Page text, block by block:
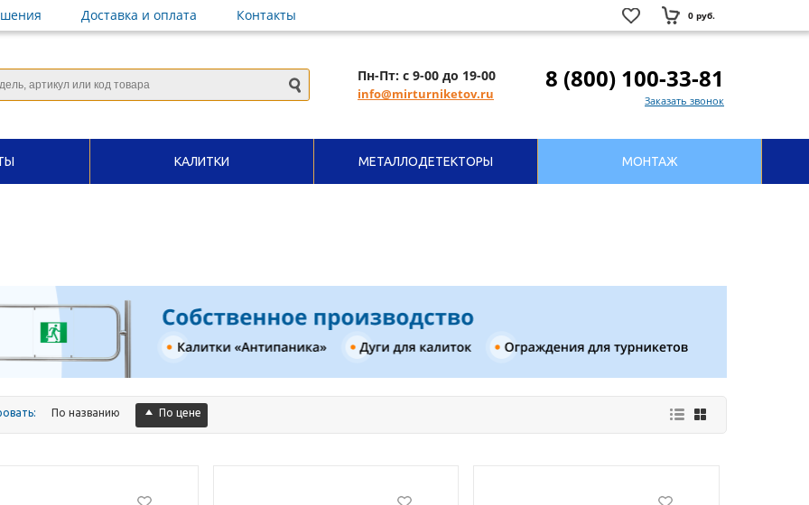
Доставка и оплата Контакты 0 руб.
Пн-Пт: с 9-00 до 19-00
info@mirturniketov.ru
8 (800) 100-33-81
Заказать звонок
КАЛИТКИ МЕТАЛЛОДЕТЕКТОРЫ МОНТАЖ
По названию По цене